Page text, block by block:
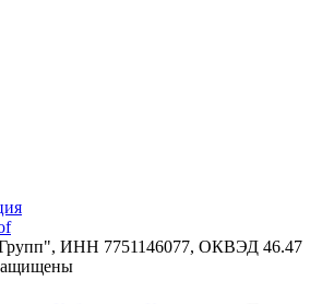
ИНН 7751146077, ОКВЭД 46.47